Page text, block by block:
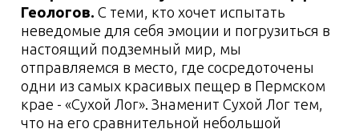
1-2 день